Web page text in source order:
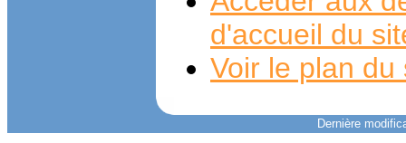
d'accueil du
Voir le plan du
Dernière